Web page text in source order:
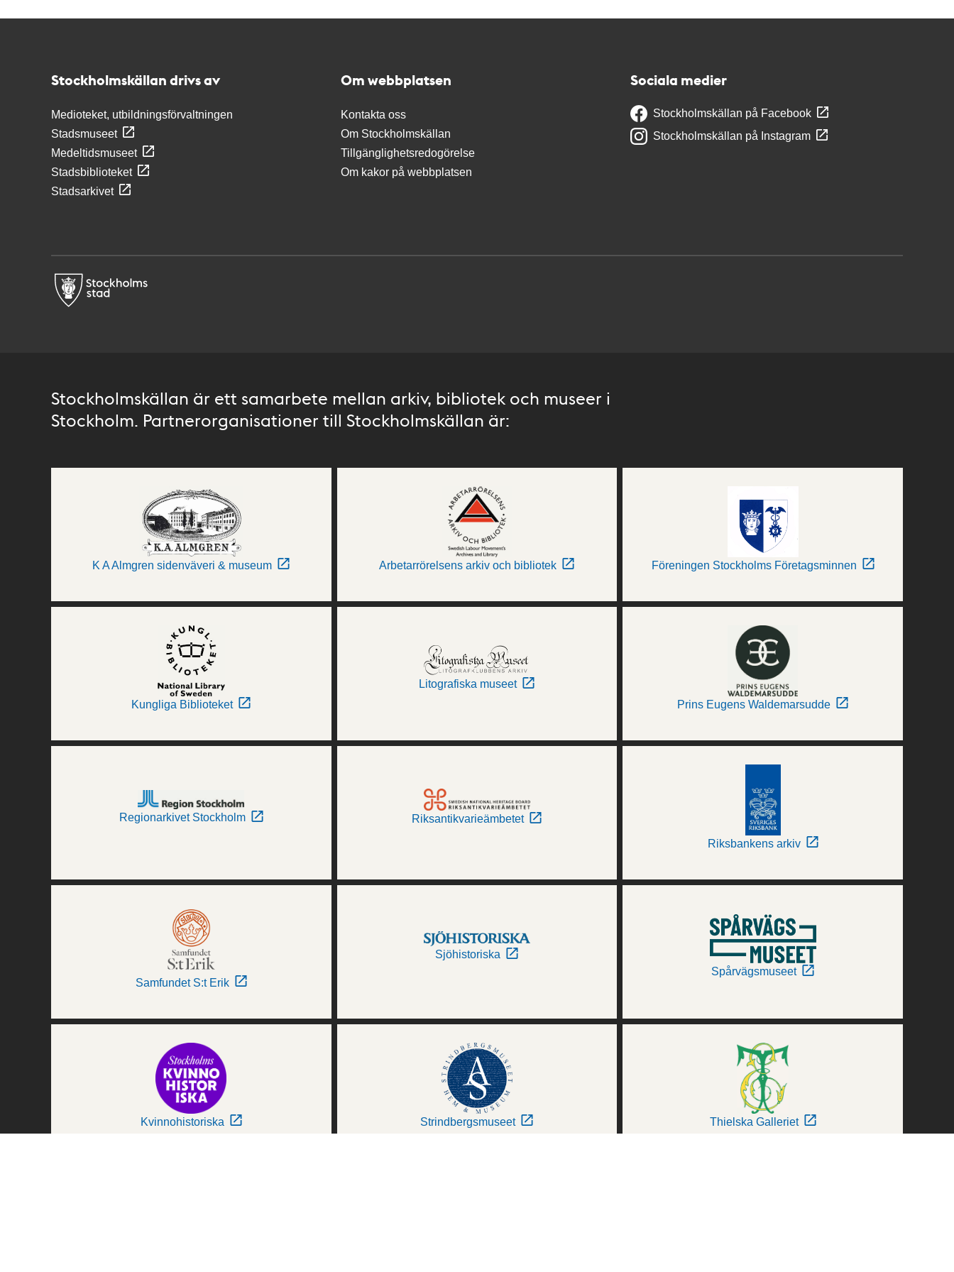
Stockholmskällan drivs av
Medioteket, utbildningsförvaltningen
Stadsmuseet
Medeltidsmuseet
Stadsbiblioteket
Stadsarkivet
Om webbplatsen
Kontakta oss
Om Stockholmskällan
Tillgänglighetsredogörelse
Om kakor på webbplatsen
Sociala medier
Stockholmskällan på Facebook
Stockholmskällan på Instagram
Stockholmskällan är ett samarbete mellan arkiv, bibliotek och museer i
Stockholm. Partnerorganisationer till Stockholmskällan är:
K A Almgren sidenväveri & museum Arbetarrörelsens arkiv och bibliotek Föreningen Stockholms Företagsminnen
Kungliga Biblioteket
Litografiska museet
Prins Eugens Waldemarsudde
Regionarkivet Stockholm Riksantikvarieämbetet
Riksbankens arkiv
Samfundet S:t Erik
Sjöhistoriska
Spårvägsmuseet
Kvinnohistoriska Strindbergsmuseet Thielska Galleriet